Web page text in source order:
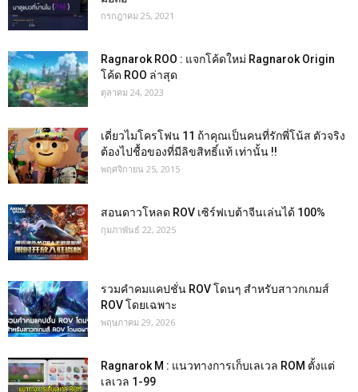
กรกฎาคม 25, 2021
Ragnarok ROO : แจกโค้ดใหม่ Ragnarok Origin
โค้ด ROO ล่าสุด
ตุลาคม 24, 2023
เดี่ยวไมโครโฟน 11 ถ้าคุณเป็นคนที่รักพี่โน้ส ตัวจริง
ต้องไปชื้อของที่มีลิขสิทธิ์แท้ เท่านั้น !!
พฤศจิกายน 25, 2015
สอนดาวโหลด ROV เซิร์ฟเบต้าจีนเล่นได้ 100%
กุมภาพันธ์ 22, 2025
รวมคำคมแคปชั่น ROV โดนๆ สำหรับสาวกเกมส์
ROV โดยเฉพาะ
พฤษภาคม 29, 2026
Ragnarok M : แนวทางการเก็บเลเวล ROM ตั้งแต่
เลเวล 1-99